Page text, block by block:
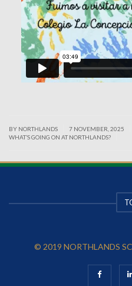
BY NORTHLANDS 7 NOVEMBER, 2025
WHAT’S GOING ON AT NORTHLANDS?
© 2019 NORTHLANDS